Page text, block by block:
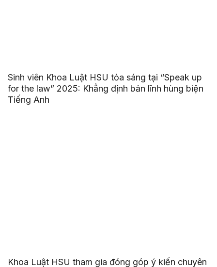
Sinh viên Khoa Luật HSU tỏa sáng tại “Speak up
for the law” 2025: Khẳng định bản lĩnh hùng biện
Tiếng Anh
Khoa Luật HSU tham gia đóng góp ý kiến chuyên